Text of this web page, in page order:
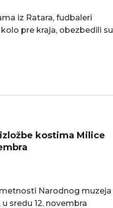
iz Ratara, fudbaleri
pre kraja, obezbedili su
kostima Milice
Narodnog muzeja
sredu 12. novembra